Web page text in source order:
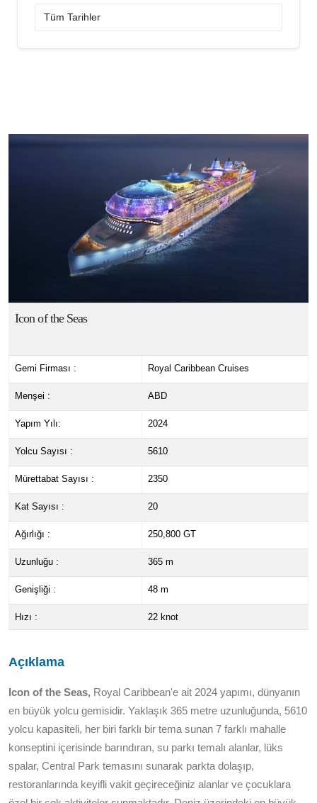
Icon of the Seas
Gemi Firması : Royal Caribbean Cruises
Menşei : ABD
Yapım Yılı: 2024
Yolcu Sayısı : 5610
Mürettabat Sayısı : 2350
Kat Sayısı : 20
Ağırlığı : 250,800 GT
Uzunluğu : 365 m
Genişliği : 48 m
Hızı : 22 knot
Açıklama
Icon of the Seas, Royal Caribbean'e ait 2024 yapımı, dünyanın
en büyük yolcu gemisidir. Yaklaşık 365 metre uzunluğunda, 5610
yolcu kapasiteli, her biri farklı bir tema sunan 7 farklı mahalle
konseptini içerisinde barındıran, su parkı temalı alanlar, lüks
spalar, Central Park temasını sunarak parkta dolaşıp,
restoranlarında keyifli vakit geçireceğiniz alanlar ve çocuklara